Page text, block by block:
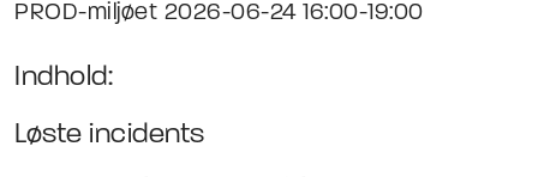
PROD-miljøet 2026-06-24 16:00-19:00
Indhold:
Løste incidents